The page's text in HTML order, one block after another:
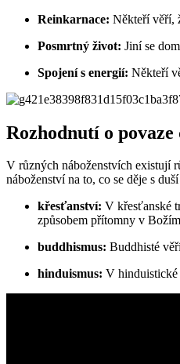
Reinkarnace: Někteří věří,
Posmrtný život: Jiní se
Spojení s energií: Někteří
Rozhodnutí o
V různých náboženstvích existují
náboženství na to, co se děje s
křesťanství: V křesťanské
způsobem přítomny v
buddhismus: Buddhisté
hinduismus: V hinduistické